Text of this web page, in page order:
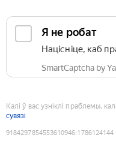
Я не робат
Націсніце, каб
SmartCaptcha by
Калі ў вас узніклі праблемы,
сувязі
9184297854553610946:1786124144